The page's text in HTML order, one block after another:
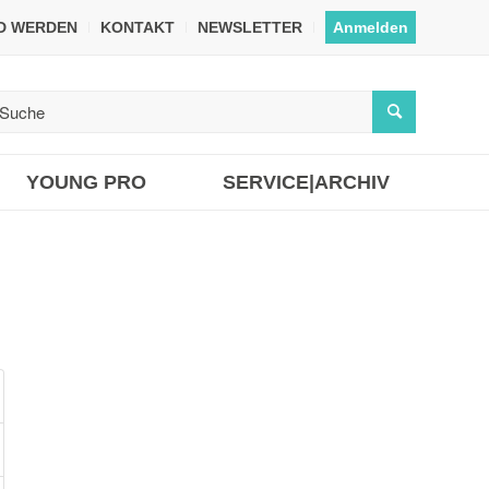
WERDEN KONTAKT NEWSLETTER Anmelden
YOUNG PRO SERVICE|ARCHIV